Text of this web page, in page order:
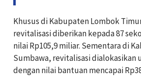
Khusus di Kabupaten Lombok
revitalisasi diberikan kepada 87
nilai Rp105,9 miliar. Sementara di
Sumbawa, revitalisasi dialokasikan
dengan nilai bantuan mencapai